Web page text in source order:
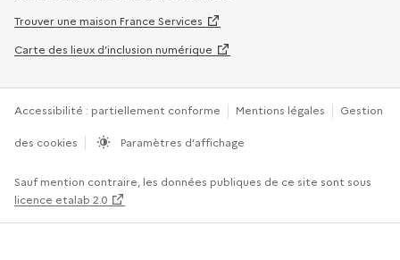
Trouver une maison France Services
Carte des lieux d’inclusion numérique
Accessibilité : partiellement conforme Mentions légales Gestion
des cookies Paramètres d’affichage
Sauf mention contraire, les données publiques de ce site sont sous
licence etalab 2.0